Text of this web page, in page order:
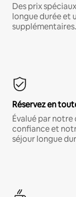
Des prix
longue durée et
Réservez en
Évalué par
confiance et
séjour longue